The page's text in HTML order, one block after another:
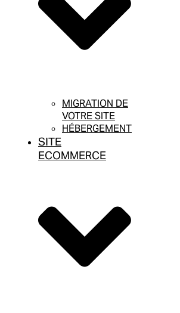
MIGRATION DE
VOTRE SITE
HÉBERGEMENT
SITE
ECOMMERCE